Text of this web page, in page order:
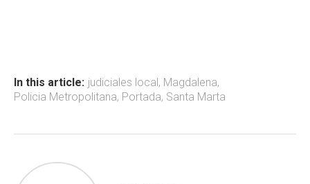
ok p
p
tir
In this article: judiciales local , Magdalena,
Policia Metropolitana, Portada, Santa Marta